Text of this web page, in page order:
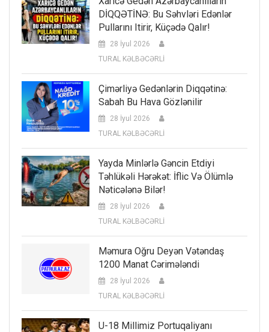
DİQQƏTİNƏ: Bu Səhvləri Edənlər
Pullarını Itirir, Küçədə Qalır!
28 İyul 2026
TURAL KƏLBƏCƏRLİ
Çimərliyə Gedənlərin Diqqətinə:
Sabah Bu Hava Gözlənilir
28 İyul 2026
TURAL KƏLBƏCƏRLİ
Yayda Minlərlə Gəncin Etdiyi
Təhlükəli Hərəkət: İflic Və Ölümlə
Nəticələnə Bilər!
28 İyul 2026
TURAL KƏLBƏCƏRLİ
Məmura Oğru Deyən Vətəndaş
1200 Manat Cərimələndi
28 İyul 2026
TURAL KƏLBƏCƏRLİ
U-18 Millimiz Portuqaliyanı